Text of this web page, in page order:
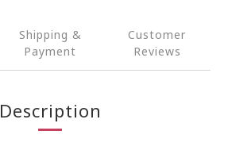
Shipping &
Payment
Customer
Reviews
Description